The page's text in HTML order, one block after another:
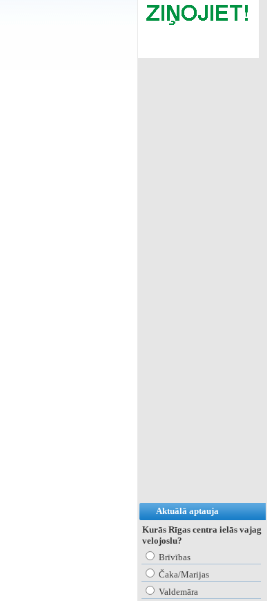
Aktuālā aptauja
Kurās Rīgas centra ielās vajag
velojoslu?
Brīvības
Čaka/Marijas
Valdemāra